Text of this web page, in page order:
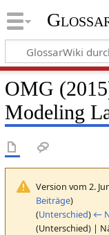
OMG
Modeling
Version vom 2.
Beiträge)
(Unterschied) ←
(Unterschied) |